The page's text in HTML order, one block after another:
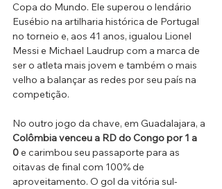
Copa do Mundo. Ele superou o lendário
Eusébio na artilharia histórica de Portugal
no torneio e, aos 41 anos, igualou Lionel
Messi e Michael Laudrup com a marca de
ser o atleta mais jovem e também o mais
velho a balançar as redes por seu país na
competição.
No outro jogo da chave, em Guadalajara, a
Colômbia venceu a RD do Congo por 1 a
0 e carimbou seu passaporte para as
oitavas de final com 100% de
aproveitamento. O gol da vitória sul-